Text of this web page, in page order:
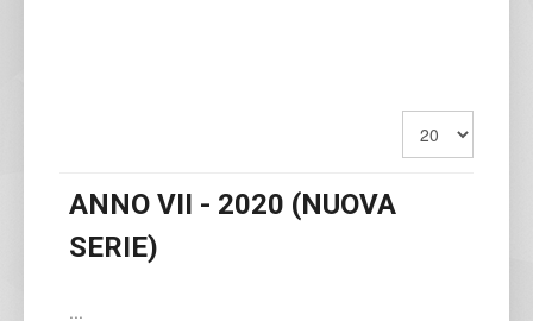
ANNO VII - 2020 (NUOVA
SERIE)
...